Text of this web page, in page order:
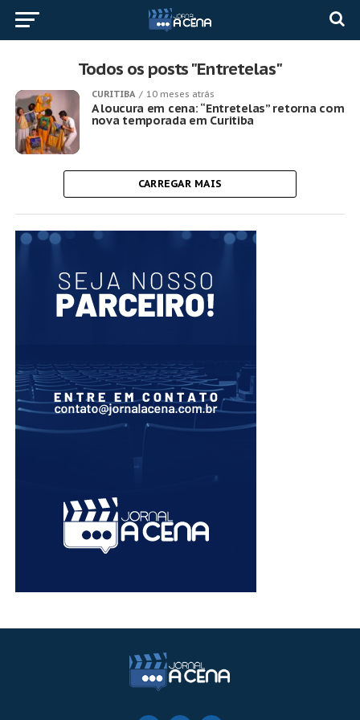
Todos os posts "Entretelas"
CURITIBA 10 meses atrás
A loucura em cena: “Entretelas” retorna com
nova temporada em Curitiba
CARREGAR MAIS